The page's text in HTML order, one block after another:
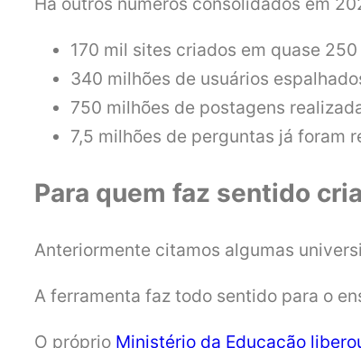
170 mil sites criados em quase
340 milhões de usuários
750 milhões de postagens
7,5 milhões de perguntas já foram
Para quem faz sentido
Anteriormente citamos algumas
A ferramenta faz todo sentido para o
O próprio Ministério da Educação